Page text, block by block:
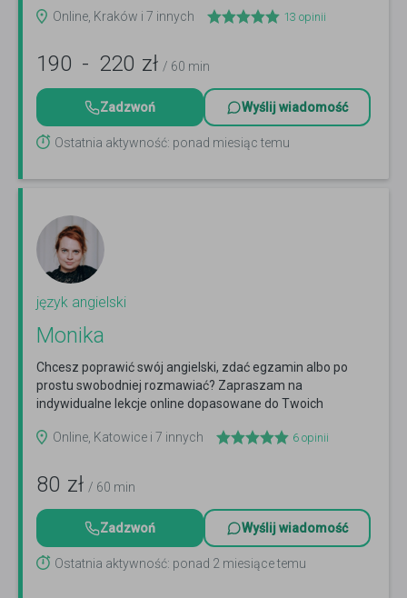
Online, Kraków i 7 innych
13 opinii
190 - 220 zł / 60 min
Zadzwoń Wyślij wiadomość
Ostatnia aktywność: ponad miesiąc temu
język angielski
Monika
Chcesz poprawić swój angielski, zdać egzamin albo po
prostu swobodniej rozmawiać? Zapraszam na
indywidualne lekcje online dopasowane do Twoich
Online, Katowice i 7 innych
6 opinii
80 zł / 60 min
Zadzwoń Wyślij wiadomość
Ostatnia aktywność: ponad 2 miesiące temu